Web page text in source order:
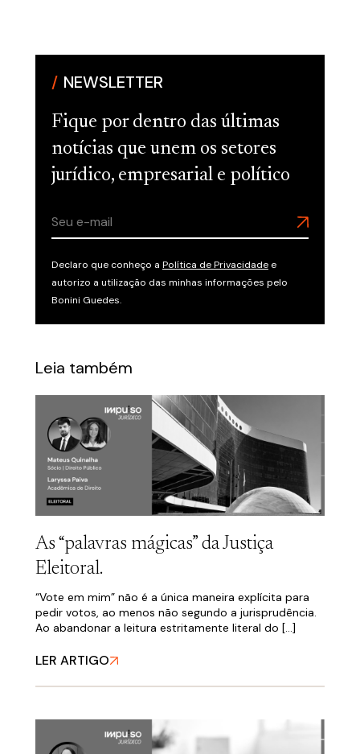
NEWSLETTER
Fique por dentro das últimas
notícias que unem os setores
jurídico, empresarial e político
Declaro que conheço a Política de Privacidade e
autorizo a utilização das minhas informações pelo
Bonini Guedes.
Leia também
As “palavras mágicas” da Justiça
Eleitoral.
“Vote em mim” não é a única maneira explícita para
pedir votos, ao menos não segundo a jurisprudência.
Ao abandonar a leitura estritamente literal do […]
LER ARTIGO